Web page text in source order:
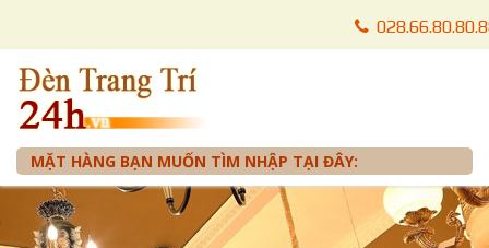
MẶT HÀNG BẠN MUỐN TÌM NHẬP TẠI ĐÂY: